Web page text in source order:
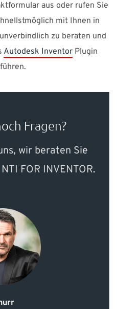
aus oder rufen Sie
mit Ihnen in
zu beraten und
Autodesk InventorPlugin
Fragen?
wir beraten Sie
FOR INVENTOR.